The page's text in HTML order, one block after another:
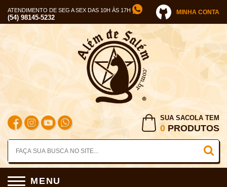
ATENDIMENTO DE SEG A SEX DAS 10H ÀS 17H
(54) 98145-5232
MINHA CONTA
SUA SACOLA TEM
0 PRODUTOS
MENU